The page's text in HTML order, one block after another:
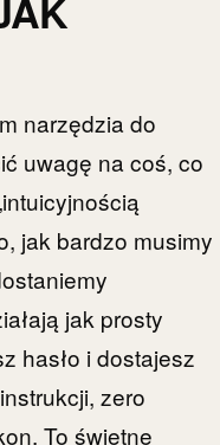
narzędzia do
uwagę na coś, co
jak bardzo musimy
jak prosty
hasło i dostajesz
zero
To świetne